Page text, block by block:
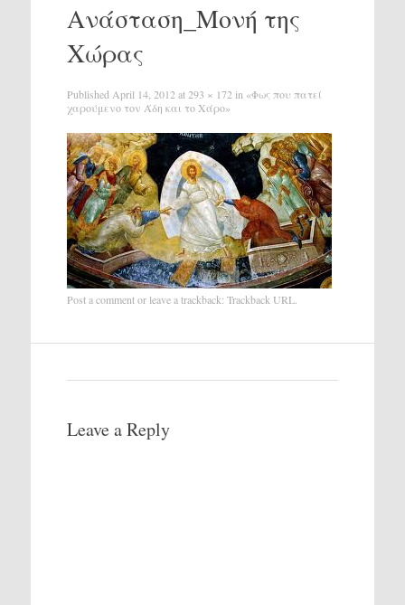
contentΑνάσταση_Μονή της
Χώρας
Published April 14, 2012 at293 × 172 in «Φως που πατεί
χαρούμενο τον Άδη και το Χάρο»
Post a commentor leave a trackback: Trackback URL.
Leave a Reply